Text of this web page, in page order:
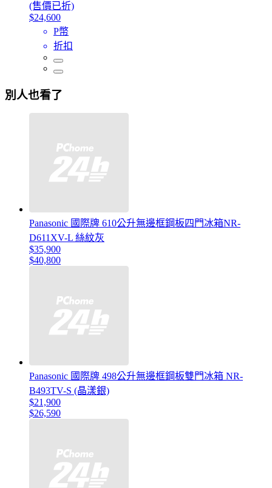
(售價已折)
$24,600
P幣
折扣
別人也看了
Panasonic 國際牌 610公升無邊框鋼板四門冰箱NR-
D611XV-L 絲紋灰
$35,900
$40,800
Panasonic 國際牌 498公升無邊框鋼板雙門冰箱 NR-
B493TV-S (晶漾銀)
$21,900
$26,590